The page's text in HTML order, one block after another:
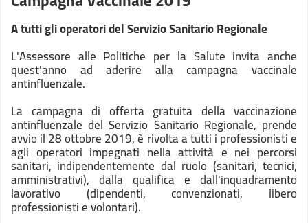
A tutti gli operatori del Servizio Sanitario Regionale
L'Assessore alle Politiche per la Salute invita anche
quest'anno ad aderire alla campagna vaccinale
antinfluenzale.
La campagna di offerta gratuita della vaccinazione
antinfluenzale del Servizio Sanitario Regionale, prende
avvio il 28 ottobre 2019, è rivolta a tutti i professionisti e
agli operatori impegnati nella attività e nei percorsi
sanitari, indipendentemente dal ruolo (sanitari, tecnici,
amministrativi), dalla qualifica e dall'inquadramento
lavorativo (dipendenti, convenzionati, libero
professionisti e volontari).